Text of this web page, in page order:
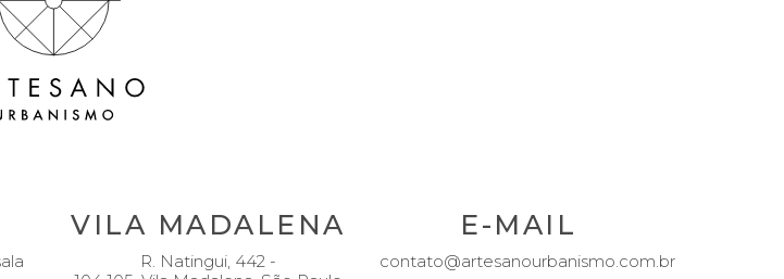
VILA MADALENA
R. Natingui, 442 -
E-MAIL
contato@artesanourbanismo.com.br